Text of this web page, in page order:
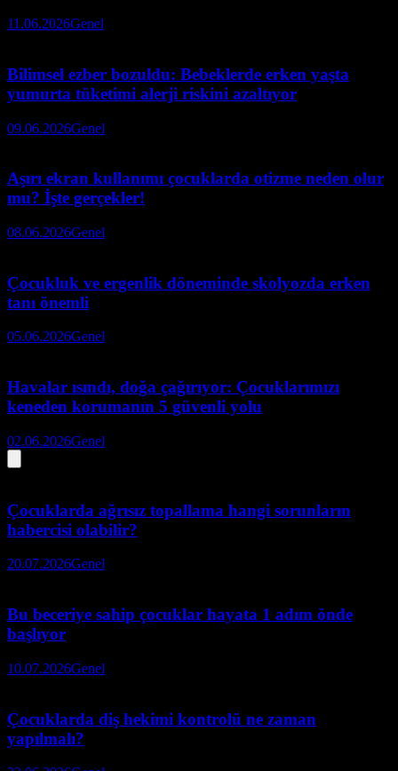
11.06.2026Genel
Bilimsel ezber bozuldu: Bebeklerde erken yaşta
yumurta tüketimi alerji riskini azaltıyor
09.06.2026Genel
Aşırı ekran kullanımı çocuklarda otizme neden olur
mu? İşte gerçekler!
08.06.2026Genel
Çocukluk ve ergenlik döneminde skolyozda erken
tanı önemli
05.06.2026Genel
Havalar ısındı, doğa çağırıyor: Çocuklarımızı
keneden korumanın 5 güvenli yolu
02.06.2026Genel
Çocuklarda ağrısız topallama hangi sorunların
habercisi olabilir?
20.07.2026Genel
Bu beceriye sahip çocuklar hayata 1 adım önde
başlıyor
10.07.2026Genel
Çocuklarda diş hekimi kontrolü ne zaman
yapılmalı?